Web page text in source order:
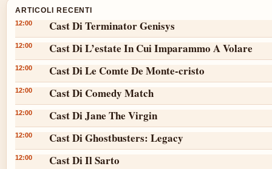
ARTICOLI RECENTI
12:00 Cast Di Terminator Genisys
12:00 Cast Di L’estate In Cui Imparammo A Volare
12:00 Cast Di Le Comte De Monte-cristo
12:00 Cast Di Comedy Match
12:00 Cast Di Jane The Virgin
12:00 Cast Di Ghostbusters: Legacy
12:00 Cast Di Il Sarto